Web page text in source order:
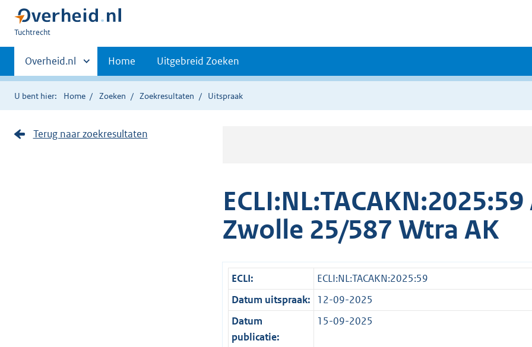
U
hier:
Tuchtrecht
Primaire
navigatie
Andere
sites
binnen
Overheid.nl Home Uitgebreid Zoeken
U bent hier: Home Zoeken Zoekresultaten Uitspraak
Zwolle 25/587 Wtra AK
ECLI:
ECLI:NL:TACAKN:2025:59
Datum uitspraak:
12-09-2025
Datum
publicatie:
15-09-2025
Terug naar zoekresultaten